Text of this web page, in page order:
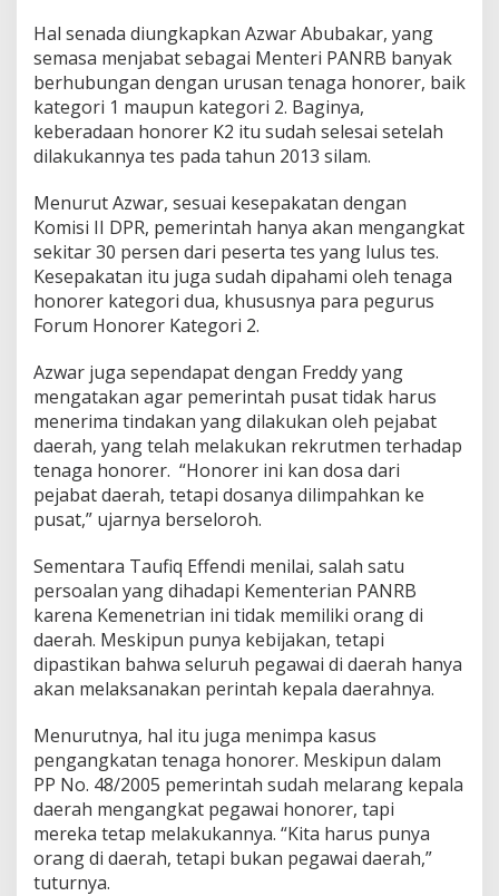
Hal senada diungkapkan Azwar Abubakar, yang
semasa menjabat sebagai Menteri PANRB banyak
berhubungan dengan urusan tenaga honorer, baik
kategori 1 maupun kategori 2. Baginya,
keberadaan honorer K2 itu sudah selesai setelah
dilakukannya tes pada tahun 2013 silam.
Menurut Azwar, sesuai kesepakatan dengan
Komisi II DPR, pemerintah hanya akan mengangkat
sekitar 30 persen dari peserta tes yang lulus tes.
Kesepakatan itu juga sudah dipahami oleh tenaga
honorer kategori dua, khususnya para pegurus
Forum Honorer Kategori 2.
Azwar juga sependapat dengan Freddy yang
mengatakan agar pemerintah pusat tidak harus
menerima tindakan yang dilakukan oleh pejabat
daerah, yang telah melakukan rekrutmen terhadap
tenaga honorer. “Honorer ini kan dosa dari
pejabat daerah, tetapi dosanya dilimpahkan ke
pusat,” ujarnya berseloroh.
Sementara Taufiq Effendi menilai, salah satu
persoalan yang dihadapi Kementerian PANRB
karena Kemenetrian ini tidak memiliki orang di
daerah. Meskipun punya kebijakan, tetapi
dipastikan bahwa seluruh pegawai di daerah hanya
akan melaksanakan perintah kepala daerahnya.
Menurutnya, hal itu juga menimpa kasus
pengangkatan tenaga honorer. Meskipun dalam
PP No. 48/2005 pemerintah sudah melarang kepala
daerah mengangkat pegawai honorer, tapi
mereka tetap melakukannya. “Kita harus punya
orang di daerah, tetapi bukan pegawai daerah,”
tuturnya.